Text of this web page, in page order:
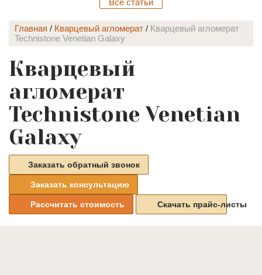
Все статьи
Главная / Кварцевый агломерат / Кварцевый агломерат
Technistone Venetian Galaxy
Кварцевый
агломерат
Technistone Venetian
Galaxy
Заказать обратный звонок
Заказать консультацию
Рассчитать стоимость Скачать прайс-листы